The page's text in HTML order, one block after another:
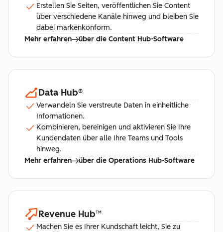
Erstellen Sie Seiten, veröffentlichen Sie Content
über verschiedene Kanäle hinweg und bleiben Sie
dabei markenkonform.
Mehr erfahren
über die Content Hub-Software
Data Hub®
Verwandeln Sie verstreute Daten in einheitliche
Informationen.
Kombinieren, bereinigen und aktivieren Sie Ihre
Kundendaten über alle Ihre Teams und Tools
hinweg.
Mehr erfahren
über die Operations Hub-Software
Revenue Hub™
Machen Sie es Ihrer Kundschaft leicht, Sie zu